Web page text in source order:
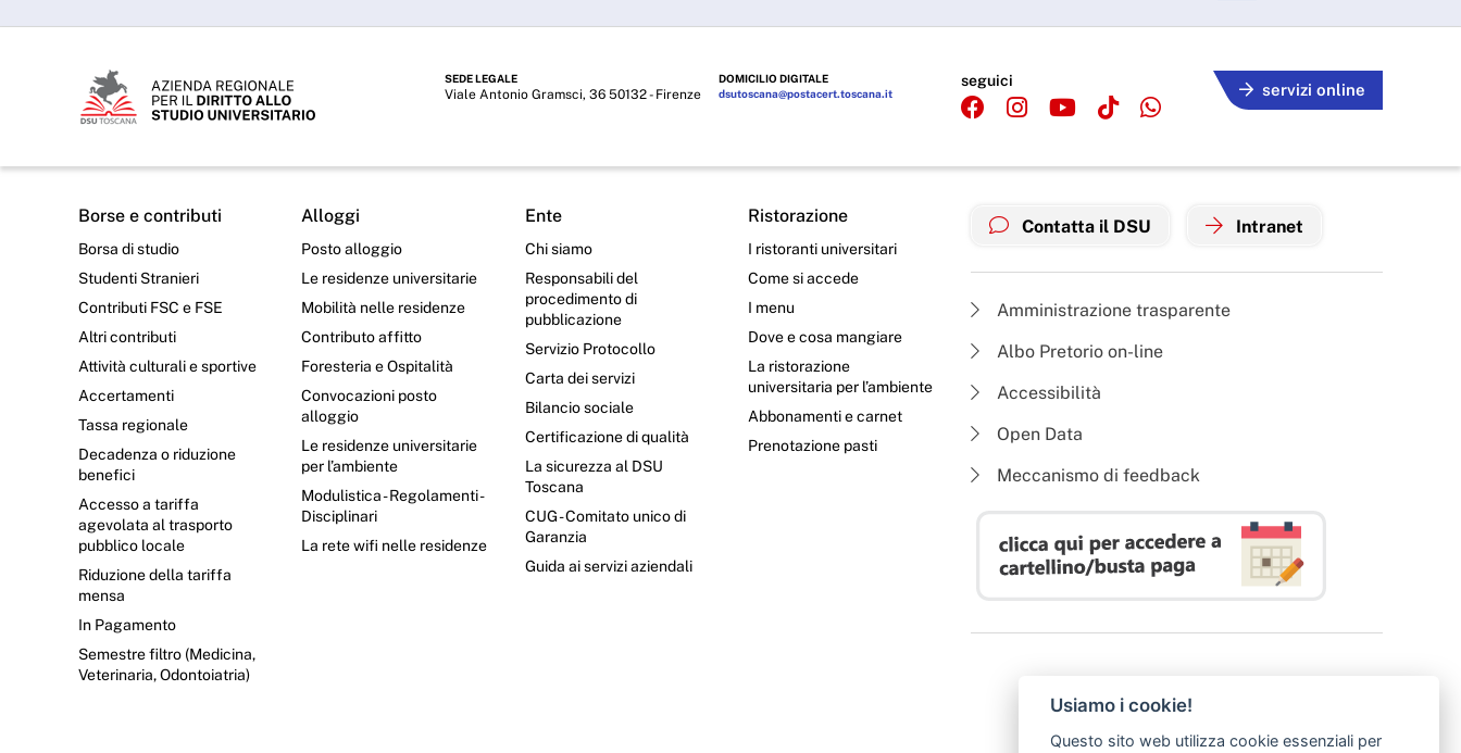
SEDE LEGALE
Viale Antonio Gramsci, 36 50132 - Firenze
DOMICILIO DIGITALE
dsutoscana@postacert.toscana.it
seguici
servizi online
Borse e contributi
Borsa di studio
Studenti Stranieri
Contributi FSC e FSE
Altri contributi
Attività culturali e sportive
Accertamenti
Tassa regionale
Decadenza o riduzione
benefici
Accesso a tariffa
agevolata al trasporto
pubblico locale
Riduzione della tariffa
mensa
In Pagamento
Semestre filtro (Medicina,
Veterinaria, Odontoiatria)
Alloggi
Posto alloggio
Le residenze universitarie
Mobilità nelle residenze
Contributo affitto
Foresteria e Ospitalità
Convocazioni posto
alloggio
Le residenze universitarie
per l’ambiente
Modulistica - Regolamenti -
Disciplinari
La rete wifi nelle residenze
Ente
Chi siamo
Responsabili del
procedimento di
pubblicazione
Servizio Protocollo
Carta dei servizi
Bilancio sociale
Certificazione di qualità
La sicurezza al DSU
Toscana
CUG - Comitato unico di
Garanzia
Guida ai servizi aziendali
Ristorazione
I ristoranti universitari
Come si accede
I menu
Dove e cosa mangiare
La ristorazione
universitaria per l’ambiente
Abbonamenti e carnet
Prenotazione pasti
Contatta il DSU Intranet
Amministrazione trasparente
Albo Pretorio on-line
Accessibilità
Open Data
Meccanismo di feedback
Usiamo i cookie!
Questo sito web utilizza cookie essenziali per